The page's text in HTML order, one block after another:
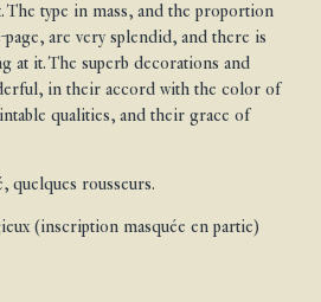
The type in mass, and the proportion
are very splendid, and there is
at it. The superb decorations and
in their accord with the color of
qualities, and their grace of
quelques rousseurs.
(inscription masquée en partie)